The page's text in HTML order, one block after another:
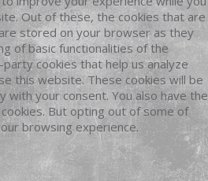
Out of these, the cookies that are
stored on your browser as they
of basic functionalities of the
cookies that help us analyze
this website. These cookies will be
with your consent. You also have the
But opting out of some of
browsing experience.